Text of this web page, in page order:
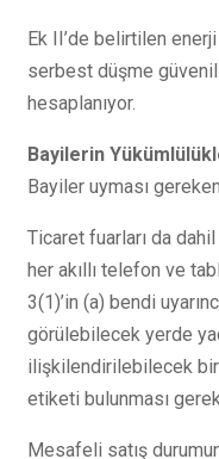
Ek II’de belirtilen
serbest düşme
hesaplanıyor.
Bayilerin
Bayiler uyması
Ticaret fuarları da
her akıllı telefon ve
3(1)’in (a) bendi
görülebilecek yerde
ilişkilendirilebilecek
etiketi bulunması
Mesafeli satış